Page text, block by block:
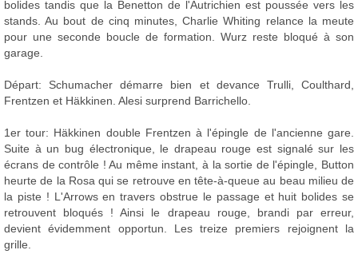
bolides tandis que la Benetton de l'Autrichien est poussée vers les
stands. Au bout de cinq minutes, Charlie Whiting relance la meute
pour une seconde boucle de formation. Wurz reste bloqué à son
garage.
Départ: Schumacher démarre bien et devance Trulli, Coulthard,
Frentzen et Häkkinen. Alesi surprend Barrichello.
1er tour: Häkkinen double Frentzen à l'épingle de l'ancienne gare.
Suite à un bug électronique, le drapeau rouge est signalé sur les
écrans de contrôle ! Au même instant, à la sortie de l'épingle, Button
heurte de la Rosa qui se retrouve en tête-à-queue au beau milieu de
la piste ! L'Arrows en travers obstrue le passage et huit bolides se
retrouvent bloqués ! Ainsi le drapeau rouge, brandi par erreur,
devient évidemment opportun. Les treize premiers rejoignent la
grille.